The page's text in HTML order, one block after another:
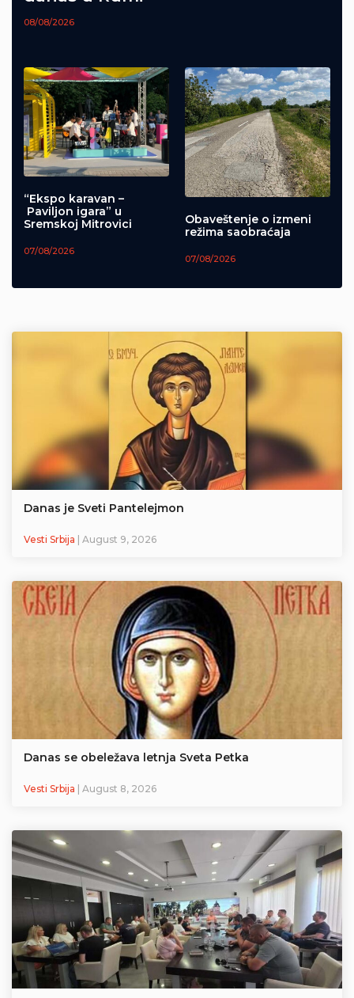
08/08/2026
“Ekspo karavan –
Paviljon igara” u
Sremskoj Mitrovici
07/08/2026
Obaveštenje o izmeni
režima saobraćaja
07/08/2026
Danas je Sveti Pantelejmon
Vesti Srbija | August 9, 2026
Danas se obeležava letnja Sveta Petka
Vesti Srbija | August 8, 2026